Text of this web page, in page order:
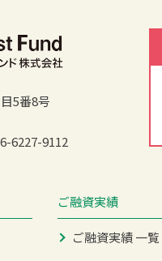
5番8号
6227-9112
ご融資実績
ご融資実績 一覧